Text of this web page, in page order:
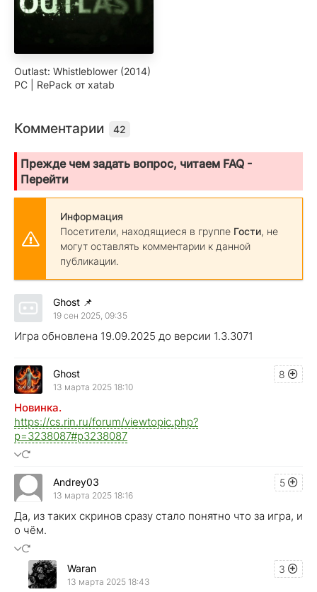
Outlast: Whistleblower (2014)
PC | RePack от xatab
Комментарии 42
Прежде чем задать вопрос, читаем FAQ -
Перейти
Информация
Посетители, находящиеся в группе Гости, не
могут оставлять комментарии к данной
публикации.
Ghost 📌
19 сен 2025, 09:35
Игра обновлена 19.09.2025 до версии 1.3.3071
8
Ghost
13 марта 2025 18:10
Новинка.
https://cs.rin.ru/forum/viewtopic.php?
p=3238087#p3238087
5
Andrey03
13 марта 2025 18:16
Да, из таких скринов сразу стало понятно что за игра, и
о чём.
3
Waran
13 марта 2025 18:43